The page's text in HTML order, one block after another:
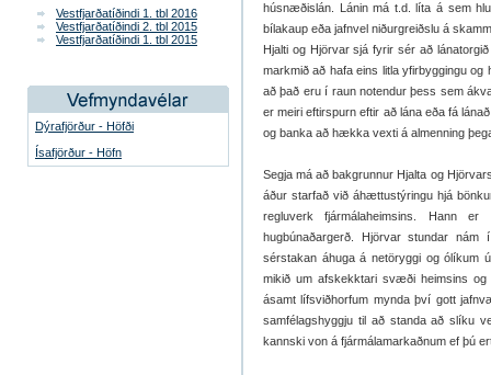
Vestfjarðatíðindi 1. tbl 2016
Vestfjarðatíðindi 2. tbl 2015
Vestfjarðatíðindi 1. tbl 2015
Dýrafjörður - Höfði
Ísafjörður - Höfn
húsnæðislán. Lánin má t.d. líta á sem
bílakaup eða jafnvel niðurgreiðslu á
Hjalti og Hjörvar sjá fyrir sér að
markmið að hafa eins litla yfirbyggingu
að það eru í raun notendur þess sem
er meiri eftirspurn eftir að lána eða fá
og banka að hækka vexti á almenning
Segja má að bakgrunnur Hjalta og
áður starfað við áhættustýringu hjá
regluverk fjármálaheimsins. Hann
hugbúnaðargerð. Hjörvar stundar
sérstakan áhuga á netöryggi og ólíkum
mikið um afskekktari svæði heimsins og
ásamt lífsviðhorfum mynda því gott
samfélagshyggju til að standa að slíku
kannski von á fjármálamarkaðnum ef þú